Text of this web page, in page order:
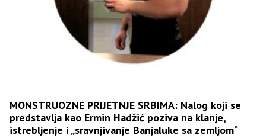
MONSTRUOZNE PRIJETNJE SRBIMA: Nalog koji se
predstavlja kao Ermin Hadžić poziva na klanje,
istrebljenje i „sravnjivanje Banjaluke sa zemljom“